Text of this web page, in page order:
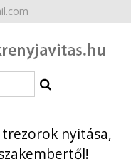
trezorok nyitása,